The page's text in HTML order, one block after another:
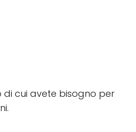
di cui avete bisogno per